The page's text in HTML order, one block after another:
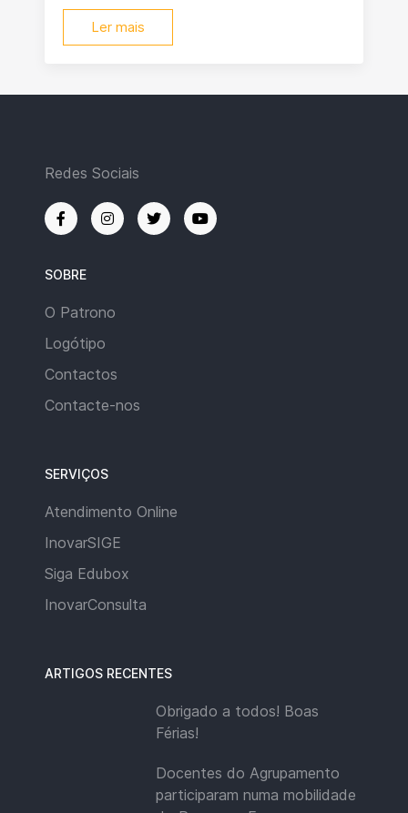
Ler mais
Redes Sociais
SOBRE
O Patrono
Logótipo
Contactos
Contacte-nos
SERVIÇOS
Atendimento Online
InovarSIGE
Siga Edubox
InovarConsulta
ARTIGOS RECENTES
Obrigado a todos! Boas
Férias!
Docentes do Agrupamento
participaram numa mobilidade